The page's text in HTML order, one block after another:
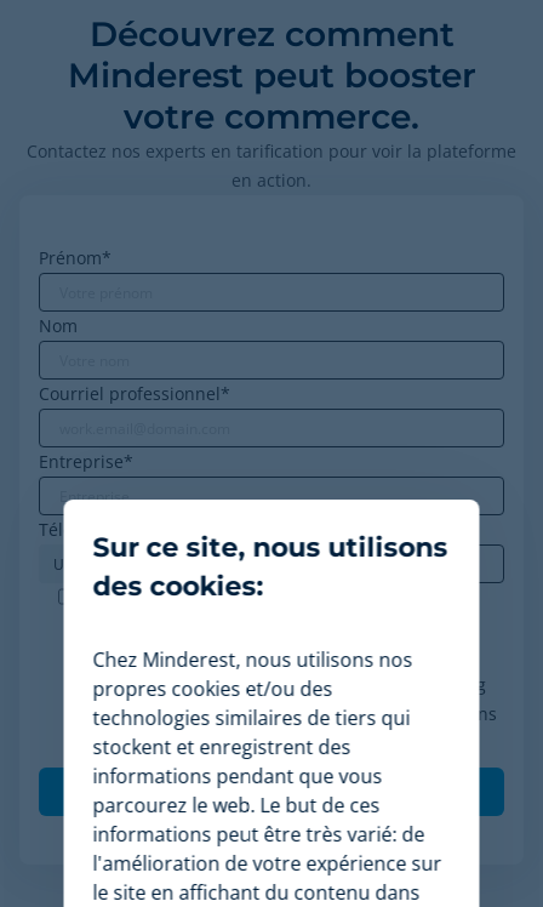
Découvrez comment
Minderest peut booster
votre commerce.
Contactez nos experts en tarification pour voir la plateforme
en action.
Prénom*
Nom
Courriel professionnel*
Entreprise*
Téléphone
Minderest est une entreprise certifiée ISO-27001.
conformément à la politique de confidentialité, je
consens à recevoir des communications marketing
de Minderest et je comprends que mes interactions
(ouvertures et clics) seront mesurées pour per
Sur ce site, nous utilisons
des cookies:
Chez Minderest, nous utilisons nos
propres cookies et/ou des
technologies similaires de tiers qui
stockent et enregistrent des
informations pendant que vous
parcourez le web. Le but de ces
informations peut être très varié: de
l'amélioration de votre expérience sur
le site en affichant du contenu dans